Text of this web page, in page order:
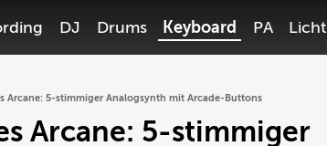
DJ Drums Keyboard PA Licht
Arcane: 5-stimmiger Analogsynth mit Arcade-Buttons
Arcane: 5-stimmiger